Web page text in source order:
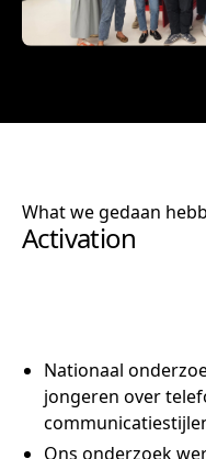
What we gedaan
Activation
Nationaal
jongeren over
Ons onderzoek